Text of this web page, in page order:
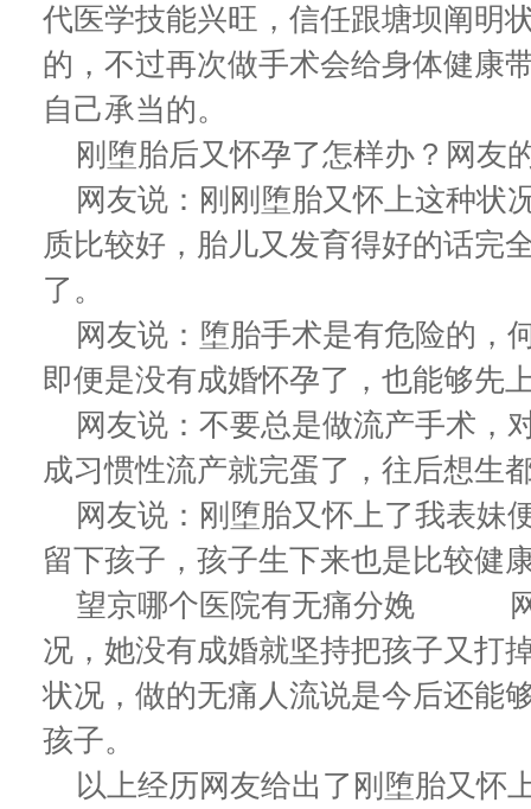
代医学技能兴旺，信任跟塘坝阐明
的，不过再次做手术会给身体健康
自己承当的。
刚堕胎后又怀孕了怎样办？网友
网友说：刚刚堕胎又怀上这种状
质比较好，胎儿又发育得好的话完
了。
网友说：堕胎手术是有危险的，
即便是没有成婚怀孕了，也能够先
网友说：不要总是做流产手术，
成习惯性流产就完蛋了，往后想生
网友说：刚堕胎又怀上了我表妹
留下孩子，孩子生下来也是比较健
望京哪个医院有无痛分娩 网
况，她没有成婚就坚持把孩子又打
状况，做的无痛人流说是今后还能
孩子。
以上经历网友给出了刚堕胎又怀